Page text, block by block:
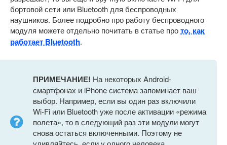
бортовой сети или Bluetooth для беспроводных
наушников. Более подробно про работу беспроводного
модуля можете отдельно почитать в статье прото, как
работает Bluetooth.
ПРИМЕЧАНИЕ! На некоторых Android-
смартфонах и iPhone система запоминает ваш
выбор. Например, если вы один раз включили
Wi-Fi или Bluetooth уже после активации «режима
полета», то в следующий раз эти модули могут
снова остаться включенными. Поэтому не